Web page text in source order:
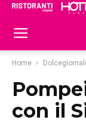
Home
con il